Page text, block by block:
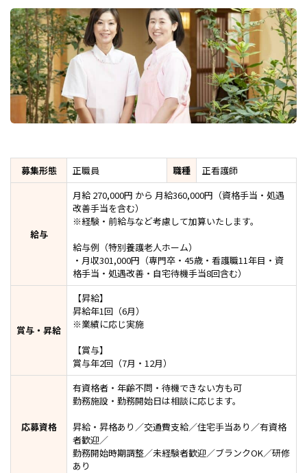
募集形態 正職員 職種 正看護師
給与
月給 270,000円 から 月給360,000円（資格手当・処遇
改善手当を含む）
※経験・前給与など考慮して加算いたします。
給与例（特別養護老人ホーム）
・月収301,000円（専門卒・45歳・看護職11年目・資
格手当・処遇改善・自宅待機手当8回含む）
賞与・昇給
【昇給】
昇給年1回（6月）
※業績に応じ実施
【賞与】
賞与年2回（7月・12月）
応募資格
有資格者・年齢不問・待機できない方も可
勤務施設・勤務開始日は相談に応じます。
昇給・昇格あり／交通費支給／住宅手当あり／有資格
者歓迎／
勤務開始時期調整／未経験者歓迎／ブランクOK／研修
あり